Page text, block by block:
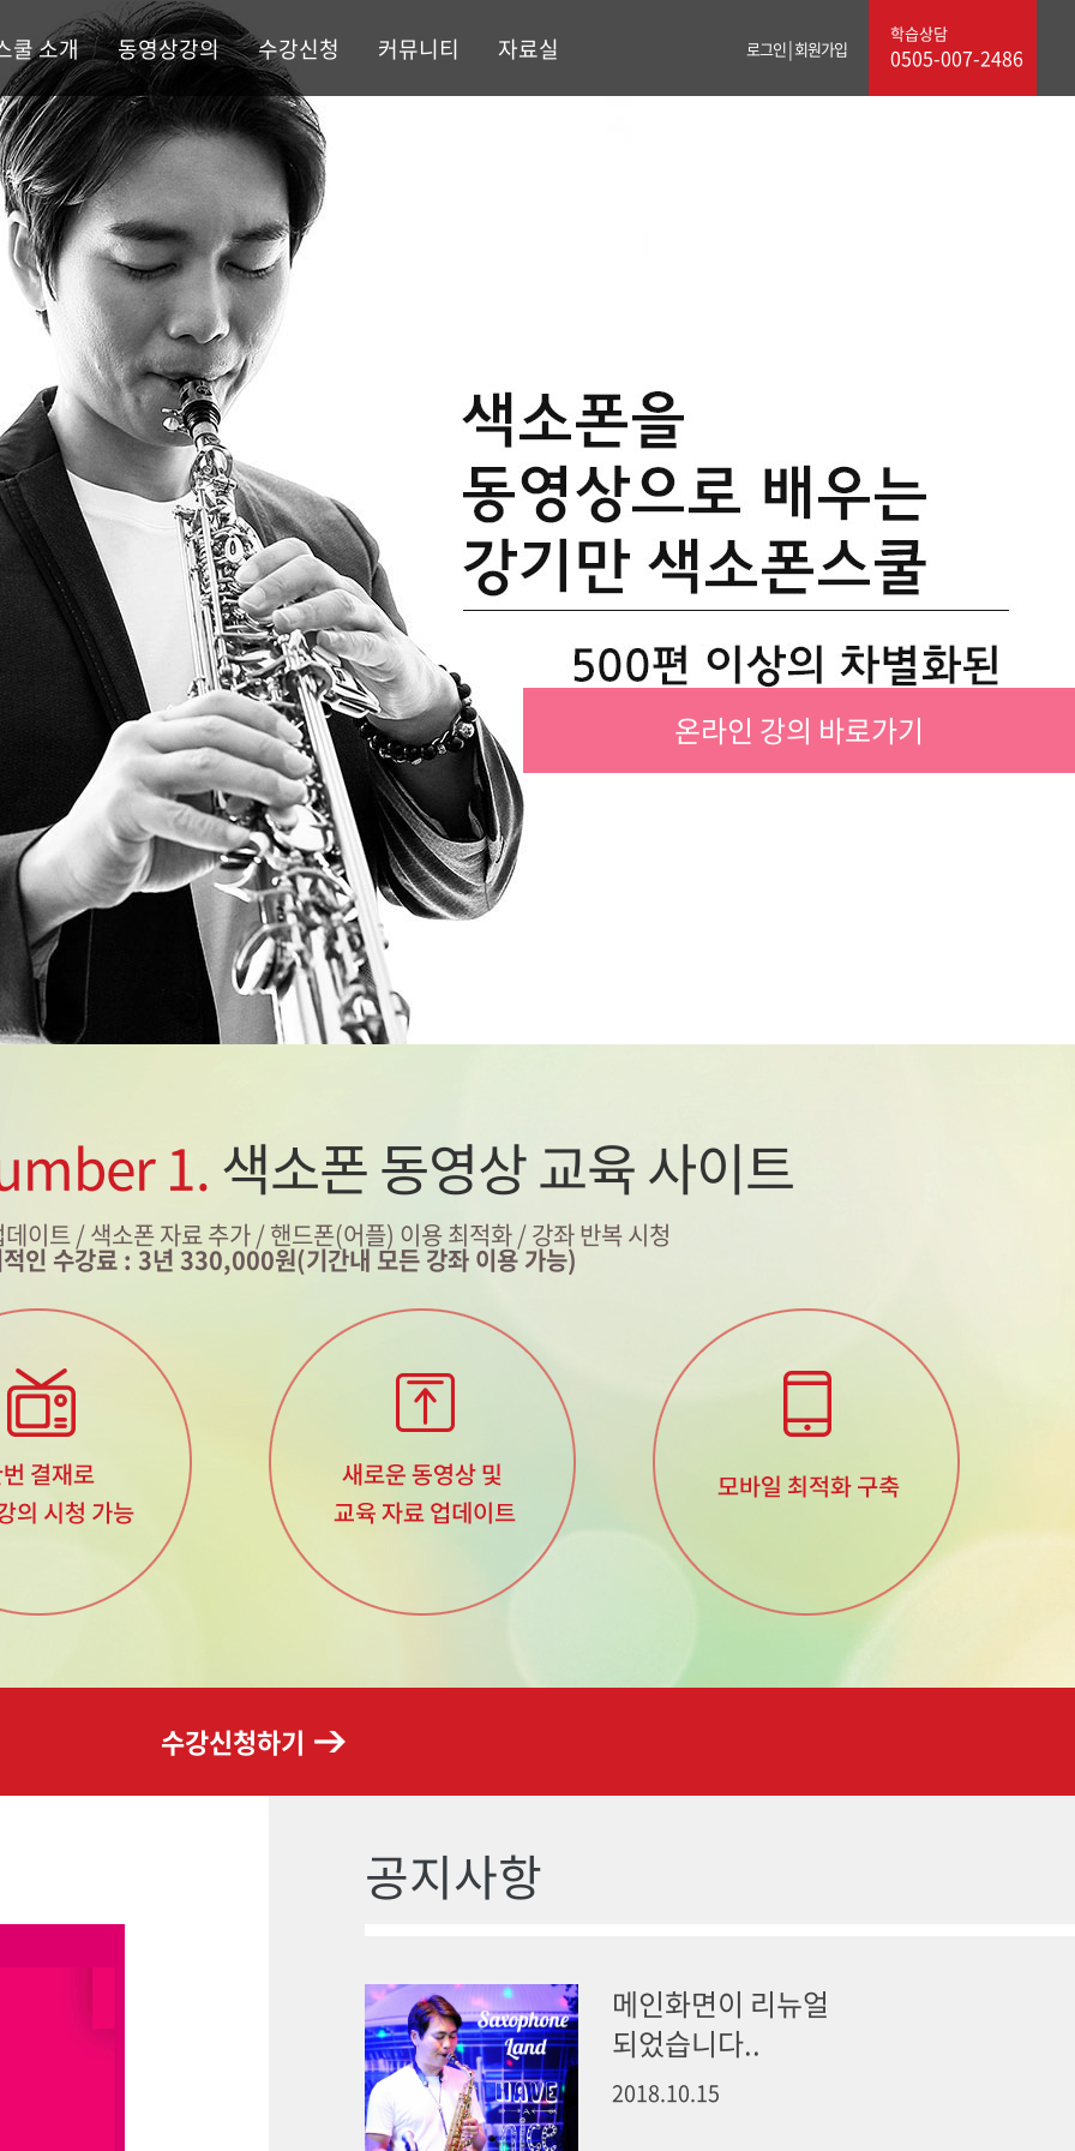
쿨 소개 동영상강의 수강신청 커뮤니티 자료실 로그인|회원가입
학습상담
0505-007-2486
온라인 강의 바로가기
1.색소폰 동영상 교육 사이트
이트 / 색소폰 자료 추가/ 핸드폰(어플) 이용 최적화 / 강좌 반복 시청
인 수강료 : 3년 330,000원(기간내 모든 강좌 이용 가능)
수강신청하기
공지사항
메인화면이 리뉴얼
되었습니다..
2018.10.15